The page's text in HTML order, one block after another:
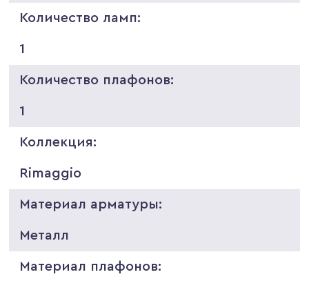
Количество ламп:
1
Количество плафонов:
1
Коллекция:
Rimaggio
Материал арматуры:
Металл
Материал плафонов: